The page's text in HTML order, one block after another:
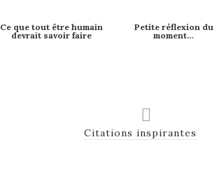
Ce que tout être humain
devrait savoir faire
Petite réflexion du
moment…
Citations inspirantes